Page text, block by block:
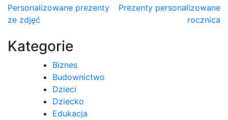
Nawigacja
wpisu
Personalizowane prezenty
ze zdjęć
Prezenty personalizowane
rocznica
Kategorie
Biznes
Budownictwo
Dzieci
Dziecko
Edukacja